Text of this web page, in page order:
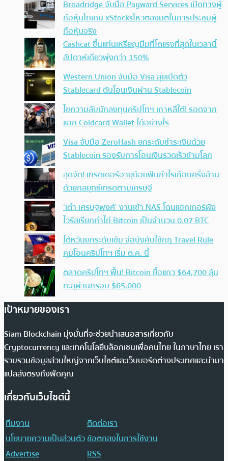
Broadridge จับมือ Payward Services เปิดทางผู้
ถือหุ้นโทเคน xStocksโหวตลงมติในการประชุมผู้
ถือหุ้นจริง
Cashcat ขึ้นแท่นเหรียญมีมที่โตแรงที่สุดในเวลานี้
สัปดาห์เดียวพุ่งกว่า 150%
Western Union จับมือ Visa ลุยเปิดตัว
Stablecard ดันโอนเงินผ่าน Stablecoin
ไขความลับนักลงทุนคริปโทฯ เกาหลีใต้! รอดจาก
แฮก Coldcard Wallet ได้อย่างไร
Visa จับมือ ZeroHash ยกระดับชำระเงินด้วย
Stablecoin รองรับการโอนเงินรวดเร็วข้ามโลก
สุดจัด! เทรดเดอร์อายุน้อยฟันกำไรเกือบครึ่งล้าน
ด้วยกลยุทธ์เทรดตามเศรษฐี
‘เต๋า เศรษฐพงศ์’ งานเข้า NAS โดนแฮกเกอร์ฝัง
ไวรัสเรียกค่าไถ่ Bitcoin เป็นจำนวน 0.07 BTC
ไต้หวันยกระดับเข้ม จ่อบังคับใช้กฏ Travel Rule
คุมโอนคริปโทฯ เริ่ม ต.ค. นี้
ตลาดคริปโทฯ ฟื้น! Bitcoin ยื้อแถว $64,700 ลุ้น
ทะลุผ่านกรอบ $65,000
เป้าหมายของเรา
Siam Blockchain มุ่งมั่นที่จะช่วยนำเสนอสารเกี่ยวกับ
Cryptocurrency และเทคโนโลยีบล็อกเชนเพื่อคนไทย ในภาษาไทย เรา
รวบรวมข้อมูลส่วนใหญ่จากเว็บไซต์และเว็บบอร์ดต่างประเทศและนำมา
แปลส่งตรงถึงฟีดคุณ
เกี่ยวกับเว็บไซต์นี้
ทีมงาน
ติดต่อเรา
นโยบายความเป็นส่วนตัวข้อตกลงในการใช้งาน
Advertise
RSS